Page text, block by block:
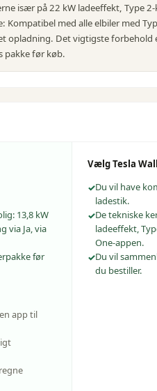
især på 22 kW ladeeffekt, Type
med alle elbiler med
opladning. Det vigtigste
pakke før køb.
13,8 kW
via Ja, via
før
app til
VælgTesla
Du vil have
ladestik.
De tekniske
ladeeffekt,
One-appen.
Du vil
du bestiller.